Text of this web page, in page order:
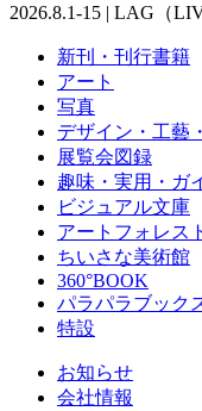
2026.8.1-15 | LAG（
新刊・刊行書籍
アート
写真
デザイン・工藝
展覧会図録
趣味・実用・ガ
ビジュアル文庫
アートフォレス
ちいさな美術館
360°BOOK
パラパラブック
特設
お知らせ
会社情報